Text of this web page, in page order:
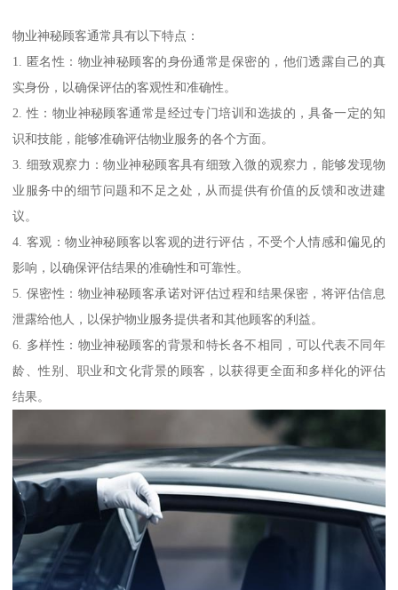
物业神秘顾客通常具有以下特点：
1. 匿名性：物业神秘顾客的身份通常是保密的，他们透露自己的真
实身份，以确保评估的客观性和准确性。
2. 性：物业神秘顾客通常是经过专门培训和选拔的，具备一定的知
识和技能，能够准确评估物业服务的各个方面。
3. 细致观察力：物业神秘顾客具有细致入微的观察力，能够发现物
业服务中的细节问题和不足之处，从而提供有价值的反馈和改进建
议。
4. 客观：物业神秘顾客以客观的进行评估，不受个人情感和偏见的
影响，以确保评估结果的准确性和可靠性。
5. 保密性：物业神秘顾客承诺对评估过程和结果保密，将评估信息
泄露给他人，以保护物业服务提供者和其他顾客的利益。
6. 多样性：物业神秘顾客的背景和特长各不相同，可以代表不同年
龄、性别、职业和文化背景的顾客，以获得更全面和多样化的评估
结果。